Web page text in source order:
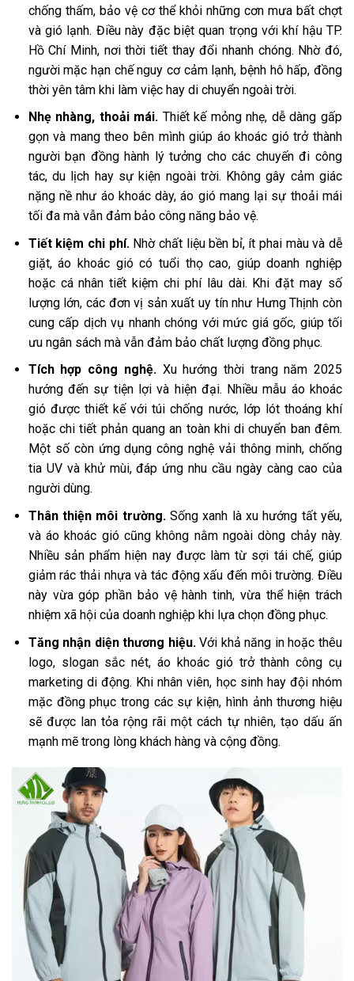
chống thấm, bảo vệ cơ thể khỏi những cơn mưa bất chợt
và gió lạnh. Điều này đặc biệt quan trọng với khí hậu TP.
Hồ Chí Minh, nơi thời tiết thay đổi nhanh chóng. Nhờ đó,
người mặc hạn chế nguy cơ cảm lạnh, bệnh hô hấp, đồng
thời yên tâm khi làm việc hay di chuyển ngoài trời.
Nhẹ nhàng, thoải mái. Thiết kế mỏng nhẹ, dễ dàng gấp
gọn và mang theo bên mình giúp áo khoác gió trở thành
người bạn đồng hành lý tưởng cho các chuyến đi công
tác, du lịch hay sự kiện ngoài trời. Không gây cảm giác
nặng nề như áo khoác dày, áo gió mang lại sự thoải mái
tối đa mà vẫn đảm bảo công năng bảo vệ.
Tiết kiệm chi phí.Nhờ chất liệu bền bỉ, ít phai màu và dễ
giặt, áo khoác gió có tuổi thọ cao, giúp doanh nghiệp
hoặc cá nhân tiết kiệm chi phí lâu dài. Khi đặt may số
lượng lớn, các đơn vị sản xuất uy tín như Hưng Thịnh còn
cung cấp dịch vụ nhanh chóng với mức giá gốc, giúp tối
ưu ngân sách mà vẫn đảm bảo chất lượng đồng phục.
Tích hợp công nghệ.Xu hướng thời trang năm 2025
hướng đến sự tiện lợi và hiện đại. Nhiều mẫu áo khoác
gió được thiết kế với túi chống nước, lớp lót thoáng khí
hoặc chi tiết phản quang an toàn khi di chuyển ban đêm.
Một số còn ứng dụng công nghệ vải thông minh, chống
tia UV và khử mùi, đáp ứng nhu cầu ngày càng cao của
người dùng.
Thân thiện môi trường.Sống xanh là xu hướng tất yếu,
và áo khoác gió cũng không nằm ngoài dòng chảy này.
Nhiều sản phẩm hiện nay được làm từ sợi tái chế, giúp
giảm rác thải nhựa và tác động xấu đến môi trường. Điều
này vừa góp phần bảo vệ hành tinh, vừa thể hiện trách
nhiệm xã hội của doanh nghiệp khi lựa chọn đồng phục.
Tăng nhận diện thương hiệu. Với khả năng in hoặc thêu
logo, slogan sắc nét, áo khoác gió trở thành công cụ
marketing di động. Khi nhân viên, học sinh hay đội nhóm
mặc đồng phục trong các sự kiện, hình ảnh thương hiệu
sẽ được lan tỏa rộng rãi một cách tự nhiên, tạo dấu ấn
mạnh mẽ trong lòng khách hàng và cộng đồng.